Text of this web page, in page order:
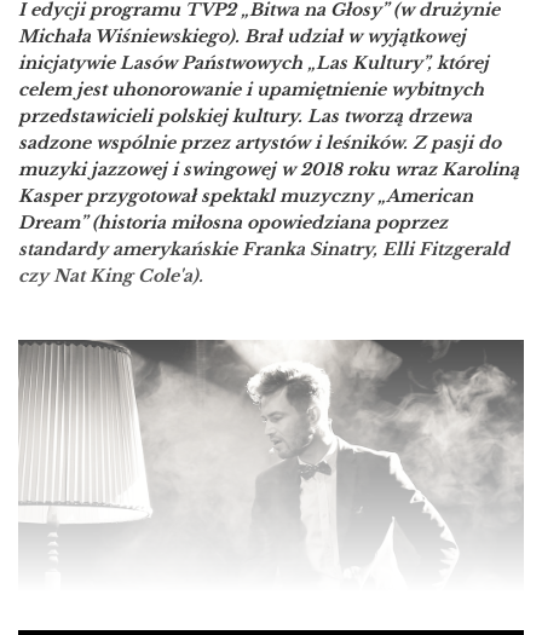
I edycji programu TVP2 „Bitwa na Głosy” (w drużynie
Michała Wiśniewskiego). Brał udział w wyjątkowej
inicjatywie Lasów Państwowych „Las Kultury”, której
celem jest uhonorowanie i upamiętnienie wybitnych
przedstawicieli polskiej kultury. Las tworzą drzewa
sadzone wspólnie przez artystów i leśników. Z pasji do
muzyki jazzowej i swingowej w 2018 roku wraz Karoliną
Kasper przygotował spektakl muzyczny „American
Dream” (historia miłosna opowiedziana poprzez
standardy amerykańskie Franka Sinatry, Elli Fitzgerald
czy Nat King Cole'a).